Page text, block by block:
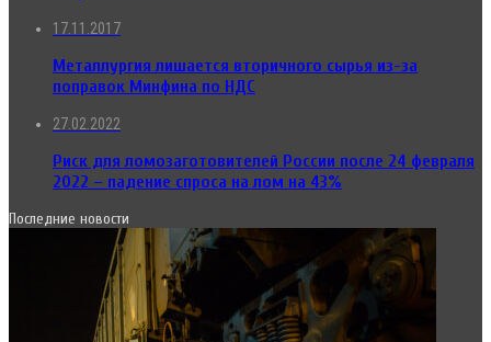
17.11.2017
Металлургия лишается вторичного сырья из-за
поправок Минфина по НДС
27.02.2022
Риск для ломозаготовителей России после 24 февраля
2022 – падение спроса на лом на 43%
Последние новости